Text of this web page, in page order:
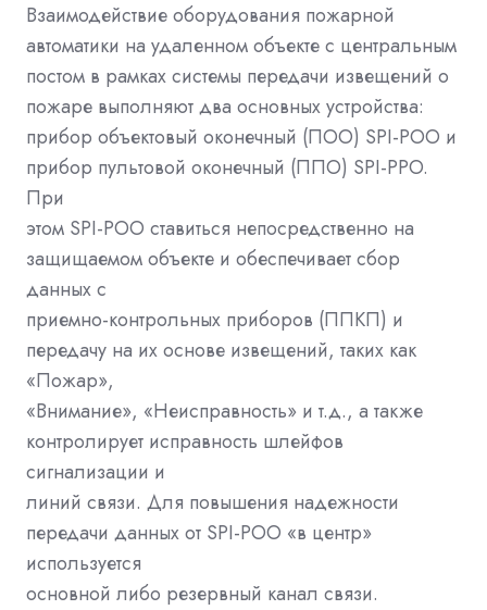
Взаимодействие оборудования пожарной
автоматики на удаленном объекте с центральным
постом в рамках системы передачи извещений о
пожаре выполняют два основных устройства:
прибор объектовый оконечный (ПОО) SPI-POO и
прибор пультовой оконечный (ППО) SPI-PPO.
При
этом SPI-POO ставиться непосредственно на
защищаемом объекте и обеспечивает сбор
данных с
приемно-контрольных приборов (ППКП) и
передачу на их основе извещений, таких как
«Пожар»,
«Внимание», «Неисправность» и т.д., а также
контролирует исправность шлейфов
сигнализации и
линий связи. Для повышения надежности
передачи данных от SPI-POO «в центр»
используется
основной либо резервный канал связи.